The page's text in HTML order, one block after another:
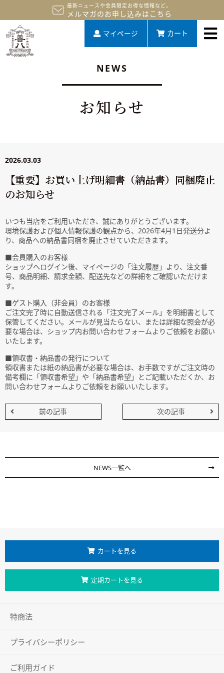
最新ニュースや会員限定お得な情報など。
メルマガのお申し込みはこちら
マイページ カート
NEWS
お知らせ
2026.03.03
【重要】お買い上げ明細書（納品書）同梱廃止
のお知らせ
いつも当店をご利用いただき、誠にありがとうございます。
環境保護および個人情報保護の観点から、2026年4月1日発送分よ
り、商品への納品書同梱を廃止させていただきます。
■会員購入のお客様
ショップへログイン後、マイページの「注文履歴」より、注文番
号、商品明細、請求金額、配送先などの詳細をご確認いただけま
す。
■ゲスト購入（非会員）のお客様
ご注文完了時に自動送信される「注文完了メール」を明細書として
保管してください。メールが見当たらない、または詳細な照会が必
要な場合は、ショップ内お問い合わせフォームよりご依頼をお願い
いたします。
■領収書・納品書の発行について
領収書または紙の納品書が必要な場合は、お手数ですがご注文時の
備考欄に「領収書希望」や「納品書希望」とご記載いただくか、お
問い合わせフォームよりご依頼をお願いいたします。
前の記事 次の記事
NEWS一覧へ
カートを見る
定期カートを見る
特商法
プライバシーポリシー
ご利用ガイド